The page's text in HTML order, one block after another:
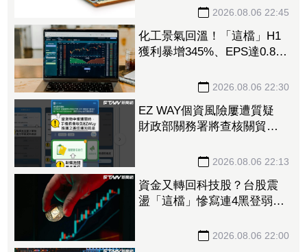
抱回7549萬元 2026.08.06 22:45
化工景氣回溫！「這檔」H1
獲利暴增345%、EPS達0.89
2026.08.06 22:30
EZ WAY個資風險屢遭質疑
財政部關務署將查核關貿公
2026.08.06 22:13
資金又轉回科技股？台股震
盪「這檔」慘寫連4黑登弱勢
2026.08.06 22:00